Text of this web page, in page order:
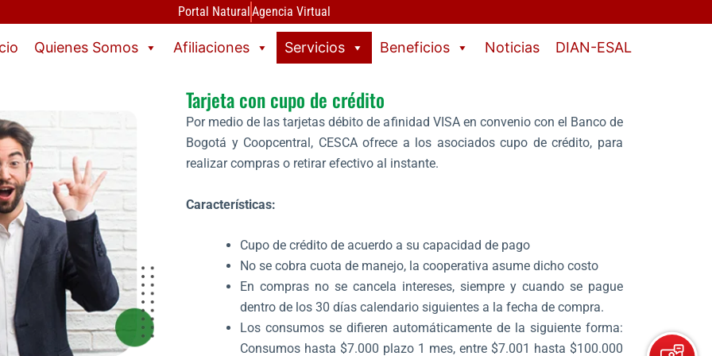
Portal NaturalAgencia Virtual
Quienes Somos Afiliaciones Servicios Beneficios Noticias DIAN-ESAL
Tarjeta con cupo de crédito
Por medio de las tarjetas débito de afinidad VISA en convenio con el Banco de
Bogotá y Coopcentral, CESCA ofrece a los asociados cupo de crédito, para
realizar compras o retirar efectivo al instante.
Características:
Cupo de crédito de acuerdo a su capacidad de pago
No se cobra cuota de manejo, la cooperativa asume dicho costo
En compras no se cancela intereses, siempre y cuando se pague
dentro de los 30 días calendario siguientes a la fecha de compra.
Los consumos se difieren automáticamente de la siguiente forma:
Consumos hasta $7.000 plazo 1 mes, entre $7.001 hasta $100.000